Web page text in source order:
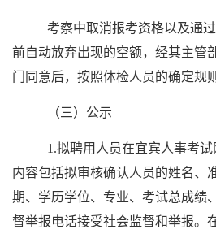
考察中取消报考资格以及通
前自动放弃出现的空额，经其主管
门同意后，按照体检人员的确定规
（三）公示
1.拟聘用人员在宜宾人事考
内容包括拟审核确认人员的姓名、
期、学历学位、专业、考试总成绩
督举报电话接受社会监督和举报。